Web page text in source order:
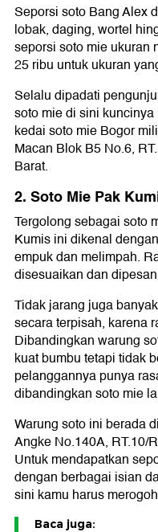
Seporsi soto Bang Alex
lobak, daging, wortel
seporsi soto mie ukuran
25 ribu untuk ukuran
Selalu dipadati
soto mie di sini
kedai soto mie Bogor
Macan Blok B5 No.6,
Barat.
2. Soto Mie Pak
Tergolong sebagai soto
Kumis ini dikenal
empuk dan melimpah.
disesuaikan dan
Tidak jarang juga
secara terpisah, karena
Dibandingkan warung
kuat bumbu tetapi tidak
pelanggannya punya
dibandingkan soto mie
Warung soto ini berada
Angke No.140A, RT.10/
Untuk mendapatkan
dengan berbagai isian
sini kamu harus
Baca juga: